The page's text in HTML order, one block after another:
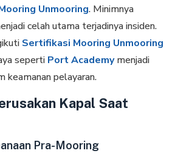
Unmooring. Minimnya
celah utama terjadinya insiden.
Sertifikasi Mooring Unmooring
seperti Port Academymenjadi
keamanan pelayaran.
Kapal Saat
Pra-Mooring